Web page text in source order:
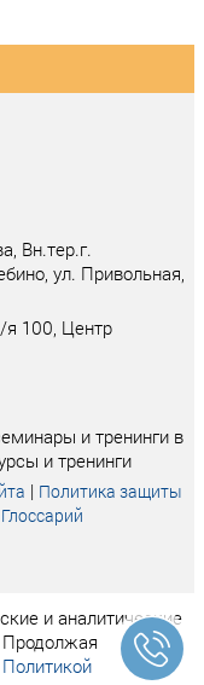
Вн.тер.г.
ул. Привольная,
я 100, Центр
и тренинги в
и тренинги
| Политика защиты
Глоссарий
и аналитические
Политикой